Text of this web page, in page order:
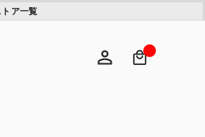
トア一覧
検索ヘ